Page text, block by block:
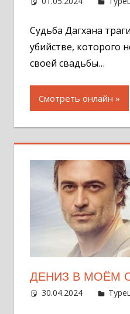
Судьба Дагхана
убийстве, которого
своей свадьбы…
Смотреть онлайн
ДЕНИЗ В МОЁМ
30.04.2024